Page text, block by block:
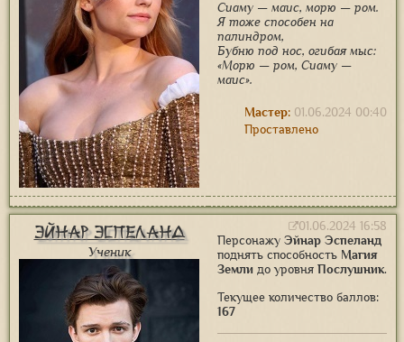
Сиаму — маис, морю — ром.
Я тоже способен на
палиндром,
Бубню под нос, огибая мыс:
«Морю — ром, Сиаму —
маис».
01.06.2024 00:40
Мастер:
Проставлено
Эйнар Эспеланд
Ученик
01.06.2024 16:58
Персонажу Эйнар Эспеланд
поднять способность Магия
Земли до уровня Послушник.
Текущее количество баллов:
167